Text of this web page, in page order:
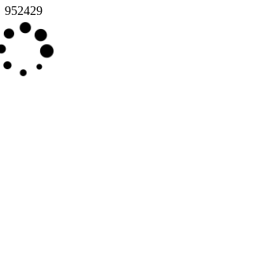
952429